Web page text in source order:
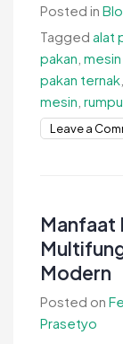
Posted in
Tagged alat
pakan
pakan ternak
mesin
Leave a
Manfaat
Modern
Posted on
Prasetyo